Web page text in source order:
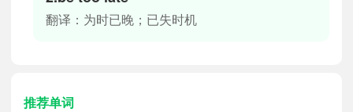
翻译：为时已晚；已失时机
推荐单词